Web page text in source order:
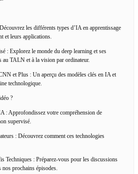
les différents types d’IA en apprentissage
et leurs applications.
: Explorez le monde du deep learning et ses
TALN et à la vision par ordinateur.
et Plus : Un aperçu des modèles clés en IA et
technologique.
?
: Approfondissez votre compréhension de
supervisé.
: Découvrez comment ces technologies
Techniques : Préparez-vous pour les discussions
prochains épisodes.